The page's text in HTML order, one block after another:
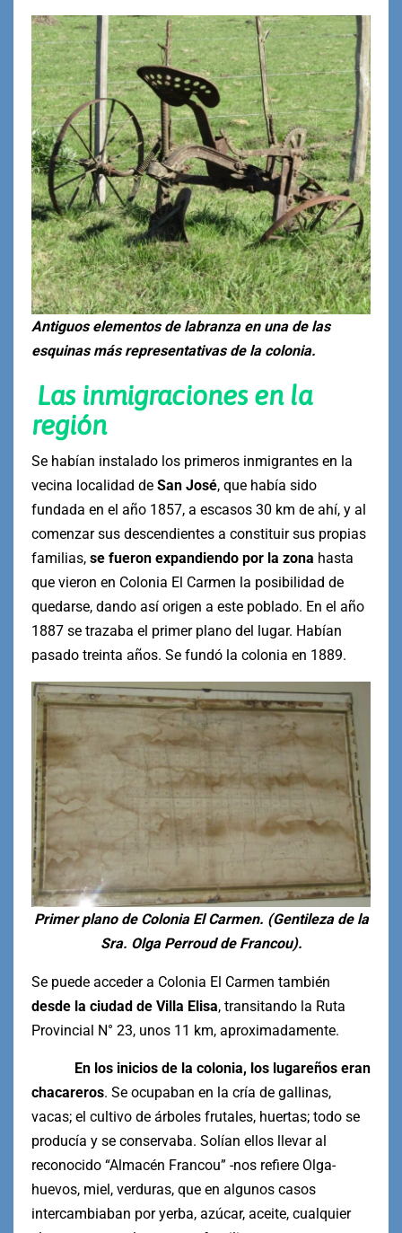
Antiguos elementos de labranza en una de las
esquinas más representativas de la colonia.
Las inmigraciones en la
región
Se habían instalado los primeros inmigrantes en la
vecina localidad de San José, que había sido
fundada en el año 1857, a escasos 30 km de ahí, y al
comenzar sus descendientes a constituir sus propias
familias, se fueron expandiendo por la zona hasta
que vieron en Colonia El Carmen la posibilidad de
quedarse, dando así origen a este poblado. En el año
1887 se trazaba el primer plano del lugar. Habían
pasado treinta años. Se fundó la colonia en 1889.
Primer plano de Colonia El Carmen. (Gentileza de la
Sra. Olga Perroud de Francou).
Se puede acceder a Colonia El Carmen también
desde la ciudad de Villa Elisa, transitando la Ruta
Provincial N° 23, unos 11 km, aproximadamente.
En los inicios de la colonia, los lugareños eran
chacareros. Se ocupaban en la cría de gallinas,
vacas; el cultivo de árboles frutales, huertas; todo se
producía y se conservaba. Solían ellos llevar al
reconocido “Almacén Francou” -nos refiere Olga-
huevos, miel, verduras, que en algunos casos
intercambiaban por yerba, azúcar, aceite, cualquier